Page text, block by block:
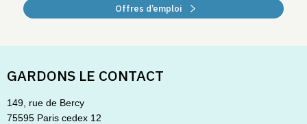
Offres d’emploi
GARDONS LE CONTACT
149, rue de Bercy
75595 Paris cedex 12